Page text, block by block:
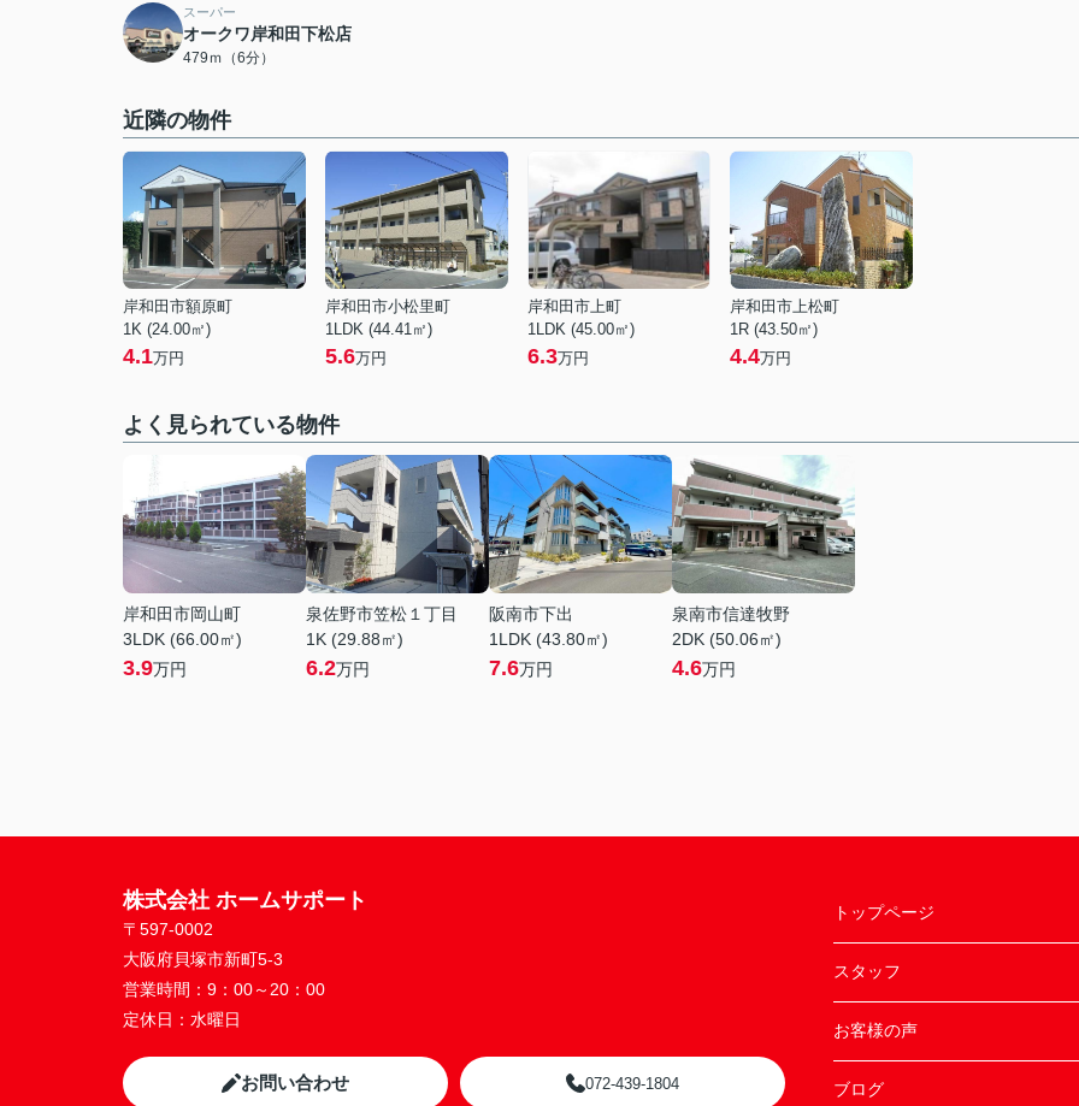
スーパー
オークワ岸和田下松店
479ｍ（6分）
近隣の物件
岸和田市額原町
1K (24.00㎡)
4.1万円
岸和田市小松里町
1LDK (44.41㎡)
5.6万円
岸和田市上町
1LDK (45.00㎡)
6.3万円
岸和田市上松町
1R (43.50㎡)
4.4万円
よく見られている物件
岸和田市岡山町
3LDK (66.00㎡)
3.9万円
泉佐野市笠松１丁目
1K (29.88㎡)
6.2万円
阪南市下出
1LDK (43.80㎡)
7.6万円
泉南市信達牧野
2DK (50.06㎡)
4.6万円
株式会社 ホームサポート
〒597-0002
大阪府貝塚市新町5-3
営業時間： 9：00～20：00
定休日： 水曜日
お問い合わせ 072-439-1804
トップページ
スタッフ
お客様の声
ブログ